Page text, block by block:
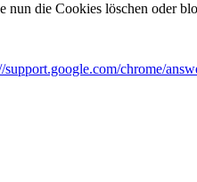
die Cookies löschen oder
support.google.com/chrome/